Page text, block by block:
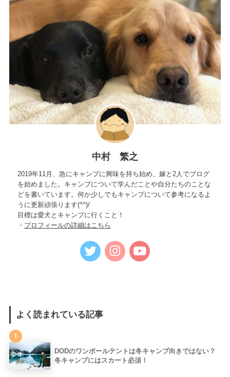
中村 繁之
2019年11月、急にキャンプに興味を持ち始め、嫁と2人でブログ
を始めました。キャンプについて学んだことや自分たちのことな
どを書いています。何か少しでもキャンプについて参考になるよ
うに更新頑張ります(^^)/
目標は愛犬とキャンプに行くこと！
・ プロフィールの詳細はこちら
よく読まれている記事
1
DODのワンポールテントは冬キャンプ向きではない？
冬キャンプにはスカート必須！